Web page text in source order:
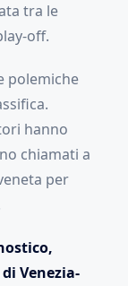
tra le
off.
polemiche
hanno
chiamati a
per
Venezia-